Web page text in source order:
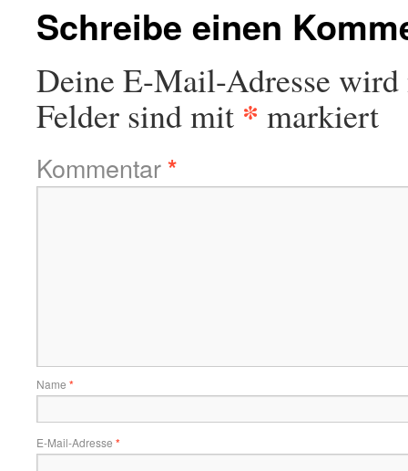
Schreibe einen
Deine E-Mail-Adresse
Felder sind mit * markiert
Kommentar*
Name *
E-Mail-Adresse *